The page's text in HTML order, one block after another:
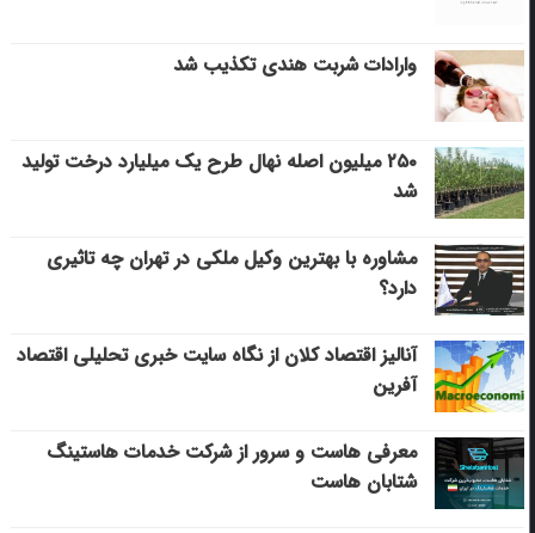
وارادات شربت هندی تکذیب شد
۲۵۰ میلیون اصله نهال طرح یک میلیارد درخت تولید
شد
مشاوره با بهترین وکیل ملکی در تهران چه تاثیری
دارد؟
آنالیز اقتصاد کلان از نگاه سایت خبری تحلیلی اقتصاد
آفرین
معرفی هاست و سرور از شرکت خدمات هاستینگ
شتابان هاست